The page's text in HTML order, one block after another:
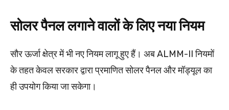
सोलर पैनल लगाने वालों के लिए नया नियम
सौर ऊर्जा क्षेत्र में भी नए नियम लागू हुए हैं। अब ALMM-II नियमों
के तहत केवल सरकार द्वारा प्रमाणित सोलर पैनल और मॉड्यूल का
ही उपयोग किया जा सकेगा।